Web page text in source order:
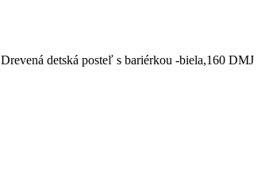
Drevená detská posteľ s bariérkou -biela,160 DMJ